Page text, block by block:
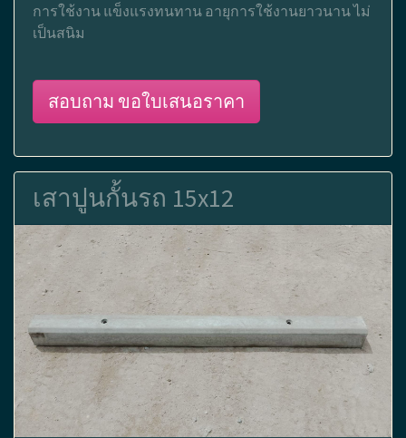
การใช้งาน แข็งแรงทนทาน อายุการใช้งานยาวนาน ไม่
เป็นสนิม
สอบถาม ขอใบเสนอราคา
เสาปูนกั้นรถ 15x12